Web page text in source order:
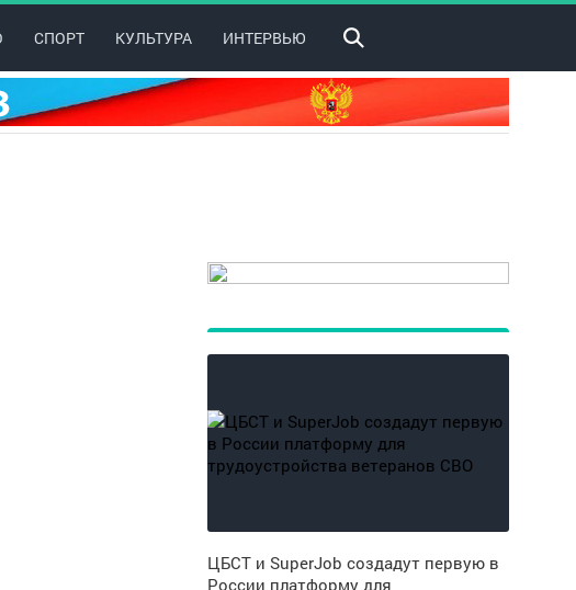
СПОРТ КУЛЬТУРА ИНТЕРВЬЮ
ЦБСТ и SuperJob создадут первую в
России платформу для